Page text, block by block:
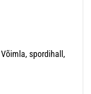
spordihall,